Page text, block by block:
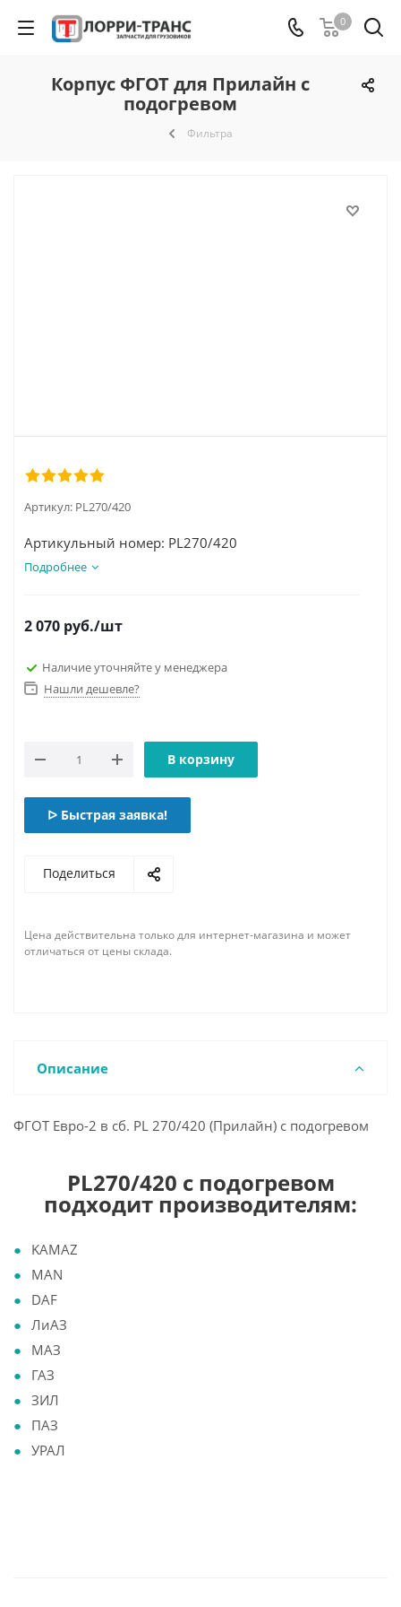
0
Корпус ФГОТ для Прилайн с
подогревом
Фильтра
Артикул: PL270/420
Артикульный номер: PL270/420
Подробнее
2 070 руб./шт
Наличие уточняйте у менеджера
Нашли дешевле?
В корзину
ᐅ Быстрая заявка!
Поделиться
Цена действительна только для интернет-магазина и может
отличаться от цены склада.
Описание
ФГОТ Евро-2 в сб. PL 270/420 (Прилайн) с подогревом
PL270/420 с подогревом
подходит производителям:
KAMAZ
MAN
DAF
ЛиАЗ
МАЗ
ГАЗ
ЗИЛ
ПАЗ
УРАЛ